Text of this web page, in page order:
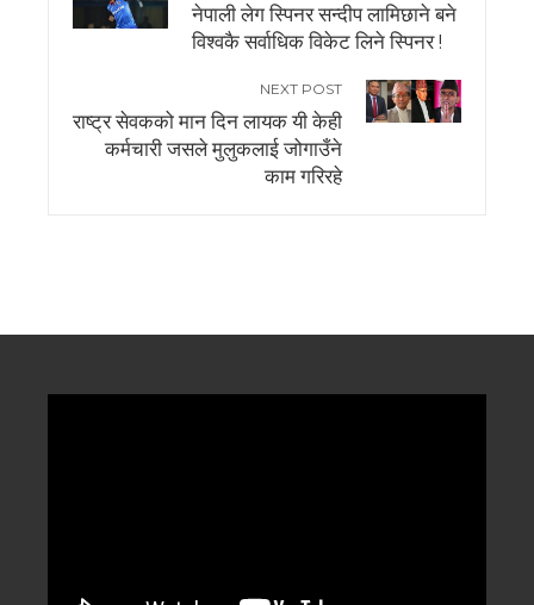
नेपाली लेग स्पिनर सन्दीप लामिछाने बने
विश्वकै सर्वाधिक विकेट लिने स्पिनर !
NEXT POST
राष्ट्र सेवकको मान दिन लायक यी केही
कर्मचारी जसले मुलुकलाई जोगाउँने
काम गरिरहे